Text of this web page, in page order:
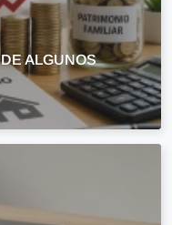
ALGUNOS